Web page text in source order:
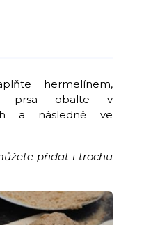
hermelínem,
prsa obalte v
a následně ve
přidat i trochu